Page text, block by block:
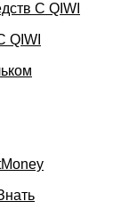
C QIWI
QIWI